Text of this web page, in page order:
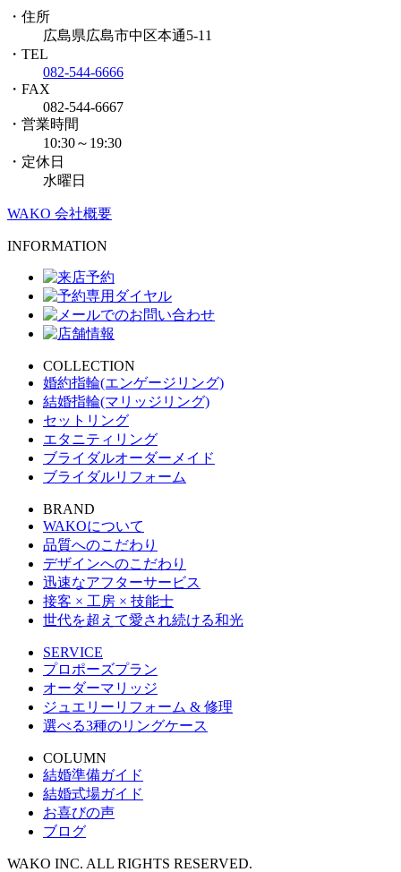
・住所
広島県広島市中区本通5-11
・TEL
082-544-6666
・FAX
082-544-6667
・営業時間
10:30～19:30
・定休日
水曜日
WAKO 会社概要
INFORMATION
COLLECTION
婚約指輪(エンゲージリング)
結婚指輪(マリッジリング)
セットリング
エタニティリング
ブライダルオーダーメイド
ブライダルリフォーム
BRAND
WAKOについて
品質へのこだわり
デザインへのこだわり
迅速なアフターサービス
接客 × 工房 × 技能士
世代を超えて愛され続ける和光
SERVICE
プロポーズプラン
オーダーマリッジ
ジュエリーリフォーム & 修理
選べる3種のリングケース
COLUMN
結婚準備ガイド
結婚式場ガイド
お喜びの声
ブログ
WAKO INC. ALL RIGHTS RESERVED.